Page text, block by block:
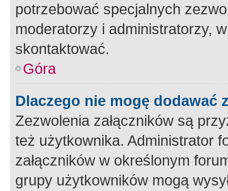
potrzebować specjalnych
moderatorzy i administratorzy,
skontaktować.
Góra
Dlaczego nie mogę dodawać
Zezwolenia załączników są
też użytkownika. Administrator
załączników w określonym
grupy użytkowników mogą